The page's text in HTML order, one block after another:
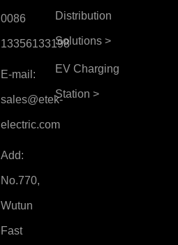
0086
13356133198
E-mail:
sales@etek-
electric.com
Add:
No.770,
Wutun
Fast
Distribution
Solutions >
EV Charging
Station >